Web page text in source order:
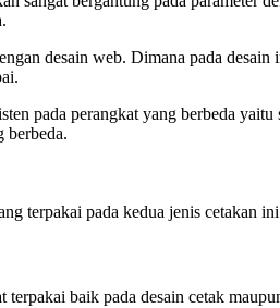
desain web. Dimana pada
pada perangkat yang berbeda
berbeda.
terpakai pada kedua jenis cetakan
baik pada desain cetak